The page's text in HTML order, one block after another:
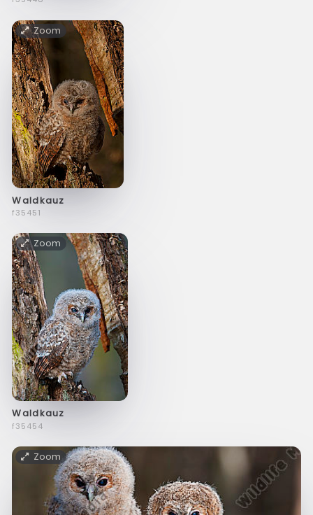
Zoom
Waldkauz
f35451
Zoom
Waldkauz
f35454
Zoom